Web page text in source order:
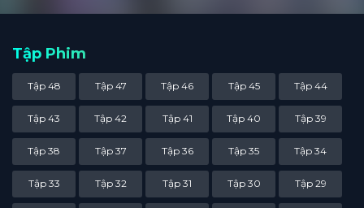
Tập Phim
Tập 48 Tập 47 Tập 46 Tập 45 Tập 44
Tập 43 Tập 42 Tập 41 Tập 40 Tập 39
Tập 38 Tập 37 Tập 36 Tập 35 Tập 34
Tập 33 Tập 32 Tập 31 Tập 30 Tập 29